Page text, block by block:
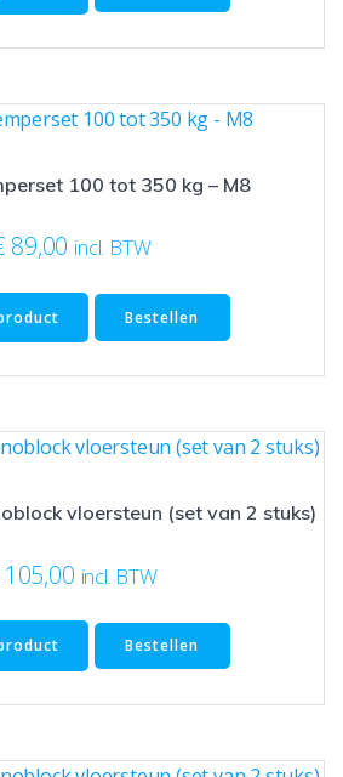
100 tot 350 kg – M8
89,00 incl. BTW
Bestellen
vloersteun (set van 2 stuks)
105,00 incl. BTW
Bestellen